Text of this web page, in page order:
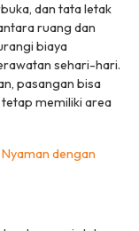
dan tata letak
ruang dan
biaya
sehari-hari.
pasangan bisa
memiliki area
Nyaman dengan